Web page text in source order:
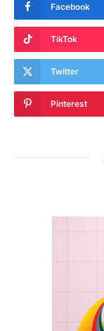
Facebook
TikTok
Twitter
Pinterest